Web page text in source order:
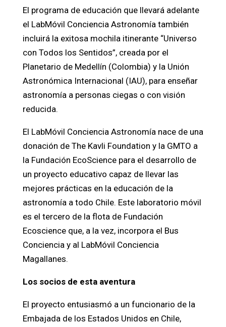
El programa de educación que llevará adelante
el LabMóvil Conciencia Astronomía también
incluirá la exitosa mochila itinerante “Universo
con Todos los Sentidos”, creada por el
Planetario de Medellín (Colombia) y la Unión
Astronómica Internacional (IAU), para enseñar
astronomía a personas ciegas o con visión
reducida.
El LabMóvil Conciencia Astronomía nace de una
donación de The Kavli Foundation y la GMTO a
la Fundación EcoScience para el desarrollo de
un proyecto educativo capaz de llevar las
mejores prácticas en la educación de la
astronomía a todo Chile. Este laboratorio móvil
es el tercero de la flota de Fundación
Ecoscience que, a la vez, incorpora el Bus
Conciencia y al LabMóvil Conciencia
Magallanes.
Los socios de esta aventura
El proyecto entusiasmó a un funcionario de la
Embajada de los Estados Unidos en Chile,